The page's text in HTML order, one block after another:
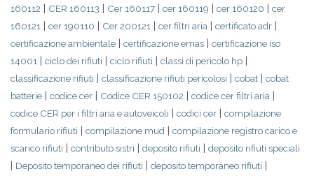
160112 | CER 160113 | Cer 160117 | cer 160119 | cer 160120 | cer
160121 | cer 190110 | Cer 200121 | cer filtri aria | certificato adr |
certificazione ambientale | certificazione emas | certificazione iso
14001 | ciclo dei rifiuti | ciclo rifiuti | classi di pericolo hp |
classificazione rifiuti | classificazione rifiuti pericolosi | cobat | cobat
batterie | codice cer | Codice CER 150102 | codice cer filtri aria |
codice CER per i filtri aria e autoveicoli | codici cer | compilazione
formulario rifiuti | compilazione mud | compilazione registro carico e
scarico rifiuti | contributo sistri | deposito rifiuti | deposito rifiuti speciali
| Deposito temporaneo dei rifiuti | deposito temporaneo rifiuti |